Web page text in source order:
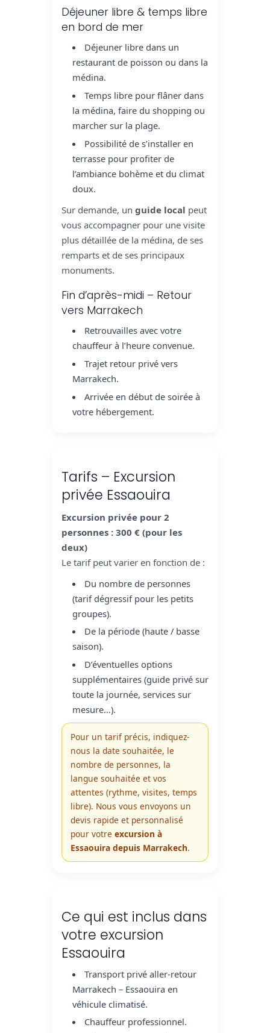
Déjeuner libre & temps libre
en bord de mer
Déjeuner libre dans un
restaurant de poisson ou dans la
médina.
Temps libre pour flâner dans
la médina, faire du shopping ou
marcher sur la plage.
Possibilité de s’installer en
terrasse pour profiter de
l’ambiance bohème et du climat
doux.
Sur demande, un guide local peut
vous accompagner pour une visite
plus détaillée de la médina, de ses
remparts et de ses principaux
monuments.
Fin d’après-midi – Retour
vers Marrakech
Retrouvailles avec votre
chauffeur à l’heure convenue.
Trajet retour privé vers
Marrakech.
Arrivée en début de soirée à
votre hébergement.
Tarifs – Excursion
privée Essaouira
Excursion privée pour 2
personnes : 300 € (pour les
deux)
Le tarif peut varier en fonction de :
Du nombre de personnes
(tarif dégressif pour les petits
groupes).
De la période (haute / basse
saison).
D’éventuelles options
supplémentaires (guide privé sur
toute la journée, services sur
mesure…).
Pour un tarif précis, indiquez-
nous la date souhaitée, le
nombre de personnes, la
langue souhaitée et vos
attentes (rythme, visites, temps
libre). Nous vous envoyons un
devis rapide et personnalisé
pour votreexcursion à
Essaouira depuis Marrakech.
Ce qui est inclus dans
votre excursion
Essaouira
Transport privé aller-retour
Marrakech – Essaouira en
véhicule climatisé.
Chauffeur professionnel.